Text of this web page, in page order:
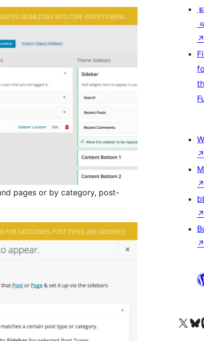
pages or by category, post-
↗
↗
↗
↗
↗
ကျွန်ုပ်တို့၏ X (ယခင် Twitter) အကောင့်သို့ သွားရောက်ကြည့်ရှုပါကျွန်ုပ်တို့၏ Bluesky အကကျွန်ုပ်တို့